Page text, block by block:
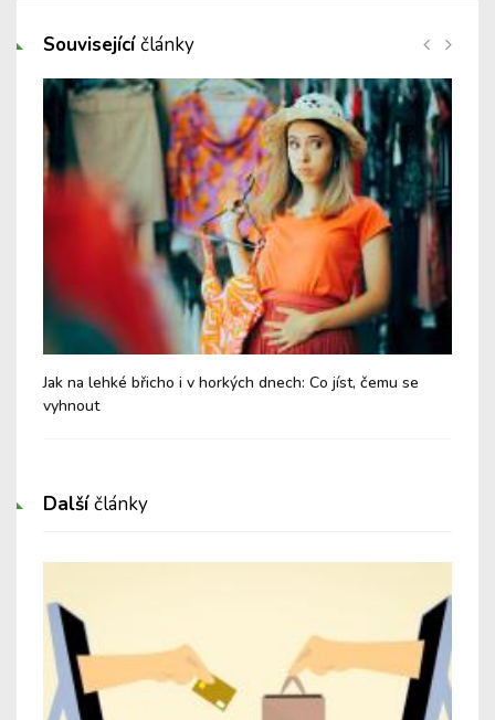
Souvisejícíčlánky
Jak na lehké břicho i v horkých dnech: Co jíst, čemu se
vyhnout
Dalšíčlánky